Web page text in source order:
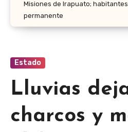
Misiones de Irapuato;
permanente
Estado
Lluvias
charcos y